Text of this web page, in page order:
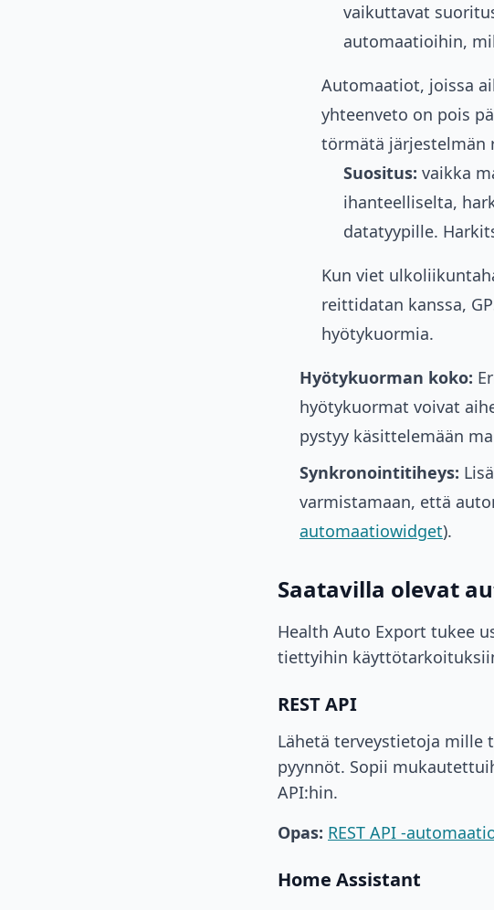
vaikuttavat
automaatioihin,
Automaatiot, joissa
yhteenveto on pois
törmätä järjestelmän
Suositus: vaikka
ihanteelliselta,
datatyypille.
Kun viet
reittidatan kanssa,
hyötykuormia.
Hyötykuorman koko:
hyötykuormat voivat
pystyy käsittelemään
Synkronointitiheys:
varmistamaan, että
automaatiowidget).
Saatavilla olevat
Health Auto Export tukee
tiettyihin
REST API
Lähetä terveystietoja mille
pyynnöt. Sopii
API:hin.
Opas: REST API -
Home Assistant